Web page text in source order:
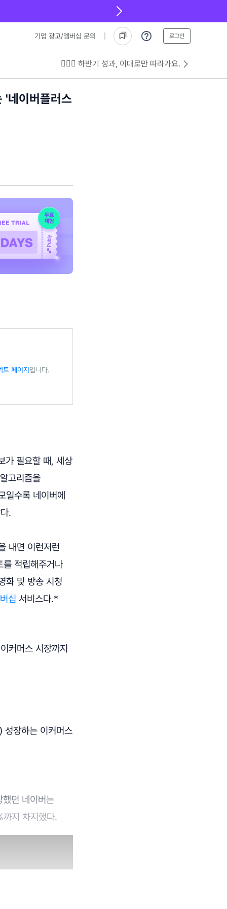
기업 광고/멤버십 문의 로그인
💁🏻‍♂️ 하반기 성과, 이대로만 따라가요.
'네이버플러스
트 페이지 입니다.
가 필요할 때, 세상
고리즘을
일수록 네이버에
.
내면 이런저런
를 적립해주거나
화 및 방송 시청
십 서비스다.*
커머스 시장까지
성장하는 이커머스
던 네이버는
지 차지했다.